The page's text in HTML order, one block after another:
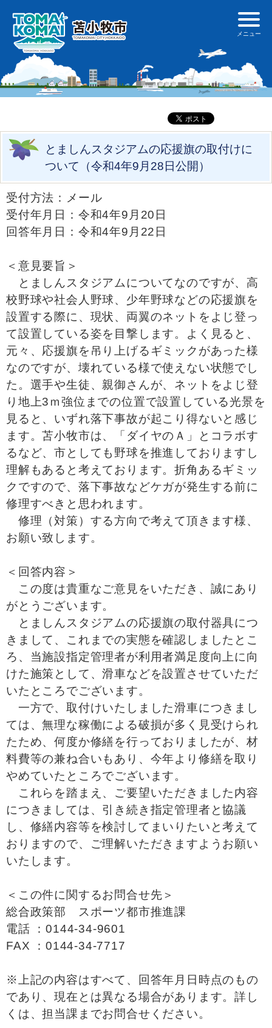
とましんスタジアムの応援旗の取付けに
ついて（令和4年9月28日公開）
受付方法：メール
受付年月日：令和4年9月20日
回答年月日：令和4年9月22日
＜意見要旨＞
とましんスタジアムについてなのですが、高
校野球や社会人野球、少年野球などの応援旗を
設置する際に、現状、両翼のネットをよじ登っ
て設置している姿を目撃します。よく見ると、
元々、応援旗を吊り上げるギミックがあった様
なのですが、壊れている様で使えない状態でし
た。選手や生徒、親御さんが、ネットをよじ登
り地上3ｍ強位までの位置で設置している光景を
見ると、いずれ落下事故が起こり得ないと感じ
ます。苫小牧市は、「ダイヤのＡ」とコラボす
るなど、市としても野球を推進しておりますし
理解もあると考えております。折角あるギミッ
クですので、落下事故などケガが発生する前に
修理すべきと思われます。
修理（対策）する方向で考えて頂きます様、
お願い致します。
＜回答内容＞
この度は貴重なご意見をいただき、誠にあり
がとうございます。
とましんスタジアムの応援旗の取付器具につ
きまして、これまでの実態を確認しましたとこ
ろ、当施設指定管理者が利用者満足度向上に向
けた施策として、滑車などを設置させていただ
いたところでございます。
一方で、取付けいたしました滑車につきまし
ては、無理な稼働による破損が多く見受けられ
たため、何度か修繕を行っておりましたが、材
料費等の兼ね合いもあり、今年より修繕を取り
やめていたところでございます。
これらを踏まえ、ご要望いただきました内容
につきましては、引き続き指定管理者と協議
し、修繕内容等を検討してまいりたいと考えて
おりますので、ご理解いただきますようお願い
いたします。
＜この件に関するお問合せ先＞
総合政策部 スポーツ都市推進課
電話 ：0144-34-9601
FAX ：0144-34-7717
※上記の内容はすべて、回答年月日時点のもの
であり、現在とは異なる場合があります。詳し
くは、担当課までお問合せください。